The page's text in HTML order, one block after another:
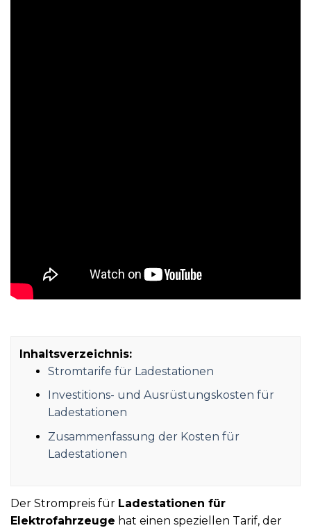
Inhaltsverzeichnis:
Stromtarife für Ladestationen
Investitions- und Ausrüstungskosten für
Ladestationen
Zusammenfassung der Kosten für
Ladestationen
Der Strompreis für Ladestationen für
Elektrofahrzeuge hat einen speziellen Tarif, der